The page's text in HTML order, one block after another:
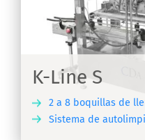
K-Line S
2 a 8 boquillas de
Sistema de